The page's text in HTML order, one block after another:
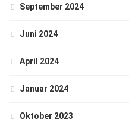
September 2024
Juni 2024
April 2024
Januar 2024
Oktober 2023